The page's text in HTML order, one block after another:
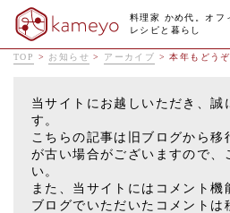
料理家 かめ代。オフ
レシピと暮らし
TOP > お知らせ > アーカイブ >本年もどう
当サイトにお越しいただき、誠
す。
こちらの記事は旧ブログから移
が古い場合がございますので、
い。
また、当サイトにはコメント機
ブログでいただいたコメントは